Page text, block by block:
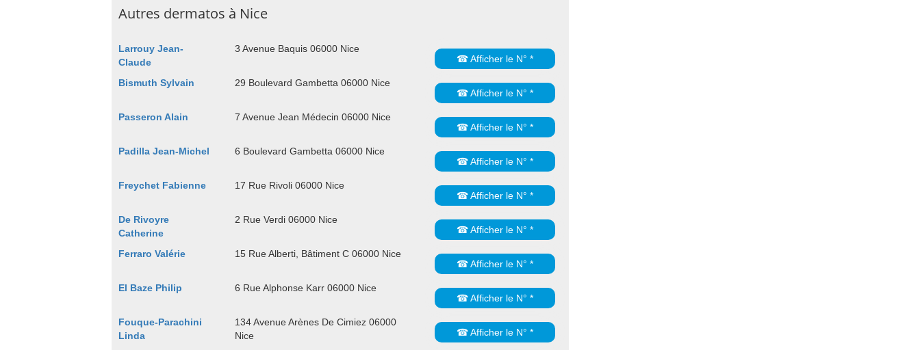
Autres dermatos à Nice
Larrouy Jean-
Claude
3 Avenue Baquis 06000 Nice
☎ Afficher le N° *
Bismuth Sylvain
29 Boulevard Gambetta 06000 Nice
☎ Afficher le N° *
Passeron Alain
7 Avenue Jean Médecin 06000 Nice
☎ Afficher le N° *
Padilla Jean-Michel
6 Boulevard Gambetta 06000 Nice
☎ Afficher le N° *
Freychet Fabienne
17 Rue Rivoli 06000 Nice
☎ Afficher le N° *
De Rivoyre
Catherine
2 Rue Verdi 06000 Nice
☎ Afficher le N° *
Ferraro Valérie
15 Rue Alberti, Bâtiment C 06000 Nice
☎ Afficher le N° *
El Baze Philip
6 Rue Alphonse Karr 06000 Nice
☎ Afficher le N° *
Fouque-Parachini
Linda
134 Avenue Arènes De Cimiez 06000
Nice
☎ Afficher le N° *